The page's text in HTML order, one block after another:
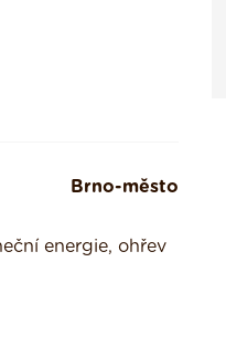
Brno-město
energie, ohřev